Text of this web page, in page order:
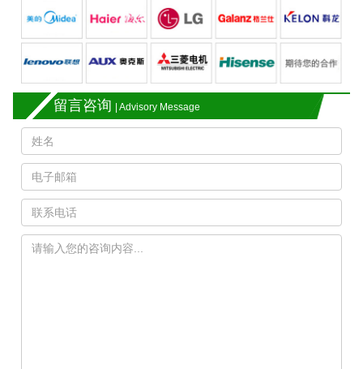
留言咨询 | Advisory Message